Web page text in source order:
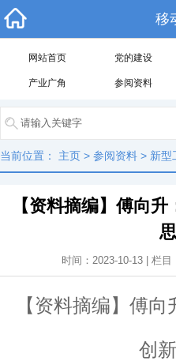
移
网站首页 党的建设
产业广角 参阅资料
当前位置： 主页 > 参阅资料 > 新型
【资料摘编】傅向
时间：2023-10-13 | 栏目
【资料摘编】傅
创